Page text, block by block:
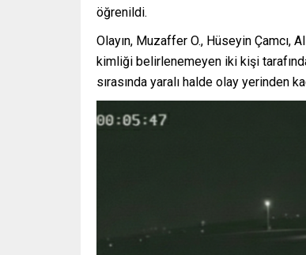
öğrenildi.
Olayın, Muzaffer O., Hüseyin Çamcı,
kimliği belirlenemeyen iki kişi
sırasında yaralı halde olay yerinden